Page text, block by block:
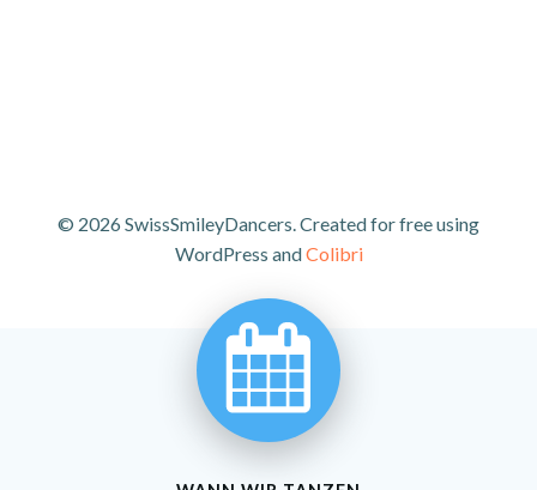
© 2026 SwissSmileyDancers. Created for free using
WordPress andColibri